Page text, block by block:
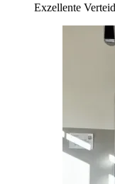
Exzellente